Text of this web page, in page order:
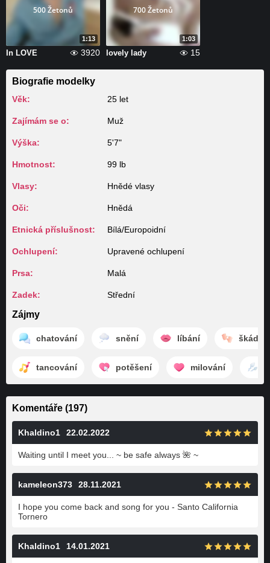
1:13
500 Žetonů
In LOVE 3920
1:03
700 Žetonů
lovely lady 15
Biografie modelky
Věk: 25 let
Zajímám se o: Muž
Výška: 5'7"
Hmotnost: 99 lb
Vlasy: Hnědé vlasy
Oči: Hnědá
Etnická příslušnost: Bílá/Europoidní
Ochlupení: Upravené ochlupení
Prsa: Malá
Zadek: Střední
Zájmy
chatování snění líbání
tancování potěšení milování
Komentáře (197)
Khaldino1 22.02.2022
Waiting until I meet you... ~ be safe always 🌺 ~
kameleon373 28.11.2021
I hope you come back and song for you - Santo California
Tornero
Khaldino1 14.01.2021